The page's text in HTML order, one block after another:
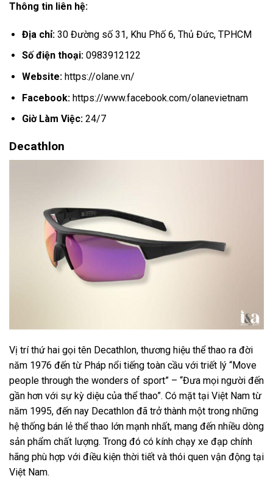
Thông tin liên hệ:
Địa chỉ: 30 Đường số 31, Khu Phố 6, Thủ Đức, TPHCM
Số điện thoại:0983912122
Website:https://olane.vn/
Facebook: https://www.facebook.com/olanevietnam
Giờ Làm Việc:24/7
Decathlon
Vị trí thứ hai gọi tên Decathlon, thương hiệu thể thao ra đời
năm 1976 đến từ Pháp nổi tiếng toàn cầu với triết lý “Move
people through the wonders of sport” – “Đưa mọi người đến
gần hơn với sự kỳ diệu của thể thao”. Có mặt tại Việt Nam từ
năm 1995, đến nay Decathlon đã trở thành một trong những
hệ thống bán lẻ thể thao lớn mạnh nhất, mang đến nhiều dòng
sản phẩm chất lượng. Trong đó có kính chạy xe đạp chính
hãng phù hợp với điều kiện thời tiết và thói quen vận động tại
Việt Nam.